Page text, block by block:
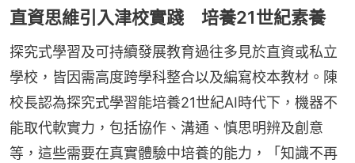
直資思維引入津校實踐 培養21世紀素養
探究式學習及可持續發展教育過往多見於直資或私立
學校，皆因需高度跨學科整合以及編寫校本教材。陳
校長認為探究式學習能培養21世紀AI時代下，機器不
能取代軟實力，包括協作、溝通、慎思明辨及創意
等，這些需要在真實體驗中培養的能力，「知識不再